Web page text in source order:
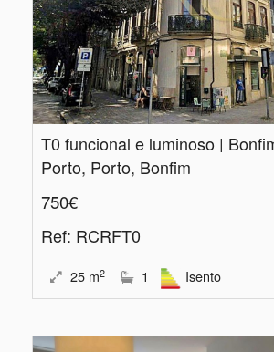
Porto, Porto, Bonfim
750€
Ref: RCRFT0
25 m2 1 Isento